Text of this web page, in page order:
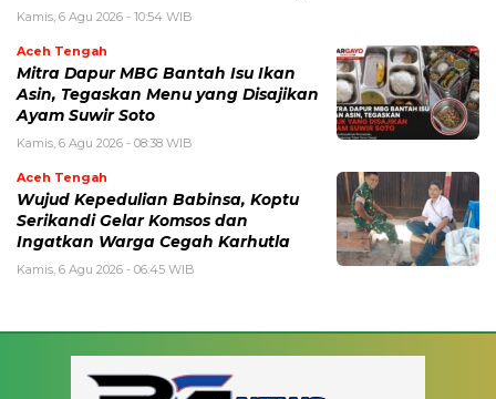
Kamis, 6 Agu 2026 - 10:54 WIB
Aceh Tengah
‎Mitra Dapur MBG Bantah Isu Ikan
Asin, Tegaskan Menu yang Disajikan
Ayam Suwir Soto
Kamis, 6 Agu 2026 - 08:38 WIB
Aceh Tengah
‎Wujud Kepedulian Babinsa, Koptu
Serikandi Gelar Komsos dan
Ingatkan Warga Cegah Karhutla ‎
Kamis, 6 Agu 2026 - 06:45 WIB